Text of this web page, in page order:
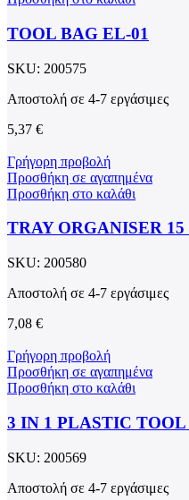
TOOL BAG EL-01
SKU: 200575
Αποστολή σε 4-7 εργάσιμες
5,37 €
Γρήγορη προβολή
Προσθήκη σε αγαπημένα
Προσθήκη στο καλάθι
TRAY ORGANISER
SKU: 200580
Αποστολή σε 4-7 εργάσιμες
7,08 €
Γρήγορη προβολή
Προσθήκη σε αγαπημένα
Προσθήκη στο καλάθι
3 IN 1 PLASTIC TOOL
SKU: 200569
Αποστολή σε 4-7 εργάσιμες